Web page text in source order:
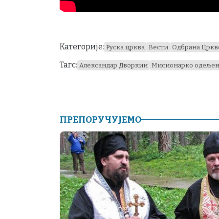
Категорије: Руска црква Вести Одбрана
Тагс: Александар Дворкин Мисионарко
ПРЕПОРУЧУЈЕМО